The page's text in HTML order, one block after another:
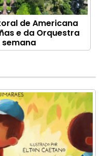
de Americana
e da Orquestra